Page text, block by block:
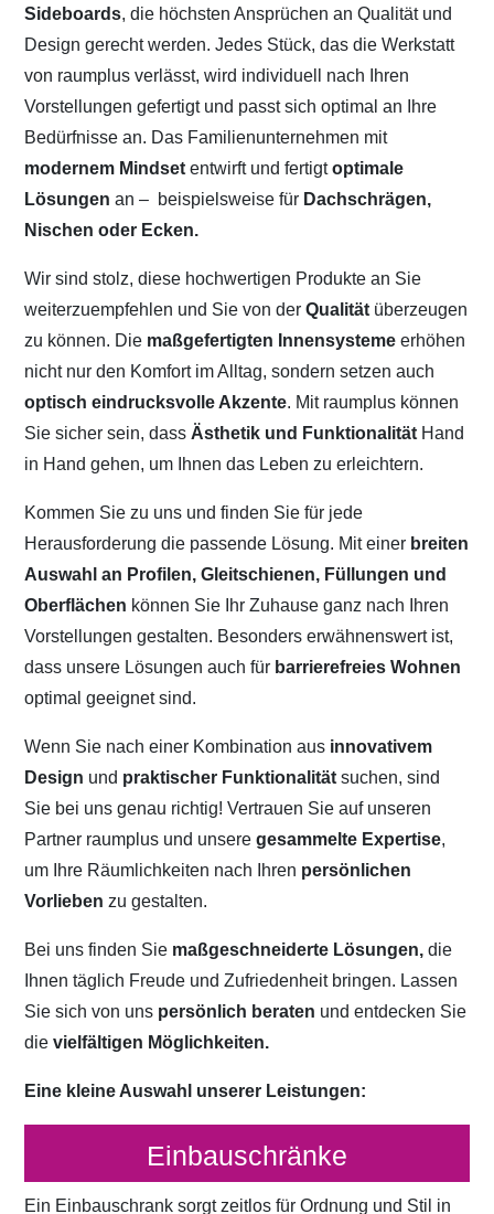
Sideboards, die höchsten Ansprüchen an Qualität und
Design gerecht werden. Jedes Stück, das die Werkstatt
von raumplus verlässt, wird individuell nach Ihren
Vorstellungen gefertigt und passt sich optimal an Ihre
Bedürfnisse an. Das Familienunternehmen mit
modernem Mindset entwirft und fertigtoptimale
Lösungen an – beispielsweise für Dachschrägen,
Nischen oder Ecken.
Wir sind stolz, diese hochwertigen Produkte an Sie
weiterzuempfehlen und Sie von derQualität überzeugen
zu können. Die maßgefertigten Innensystemeerhöhen
nicht nur den Komfort im Alltag, sondern setzen auch
optisch eindrucksvolle Akzente. Mit raumplus können
Sie sicher sein, dass Ästhetik und Funktionalität Hand
in Hand gehen, um Ihnen das Leben zu erleichtern.
Kommen Sie zu uns und finden Sie für jede
Herausforderung die passende Lösung. Mit einer breiten
Auswahl an Profilen, Gleitschienen, Füllungen und
Oberflächen können Sie Ihr Zuhause ganz nach Ihren
Vorstellungen gestalten. Besonders erwähnenswert ist,
dass unsere Lösungen auch für barrierefreies Wohnen
optimal geeignet sind.
Wenn Sie nach einer Kombination aus innovativem
Design und praktischer Funktionalitätsuchen, sind
Sie bei uns genau richtig! Vertrauen Sie auf unseren
Partner raumplus und unseregesammelte Expertise,
um Ihre Räumlichkeiten nach Ihren persönlichen
Vorliebenzu gestalten.
Bei uns finden Sie maßgeschneiderte Lösungen, die
Ihnen täglich Freude und Zufriedenheit bringen. Lassen
Sie sich von uns persönlich beraten und entdecken Sie
dievielfältigen Möglichkeiten.
Eine kleine Auswahl unserer Leistungen:
Einbauschränke
Ein Einbauschrank sorgt zeitlos für Ordnung und Stil in